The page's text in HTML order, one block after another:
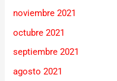
noviembre 2021
octubre 2021
septiembre 2021
agosto 2021